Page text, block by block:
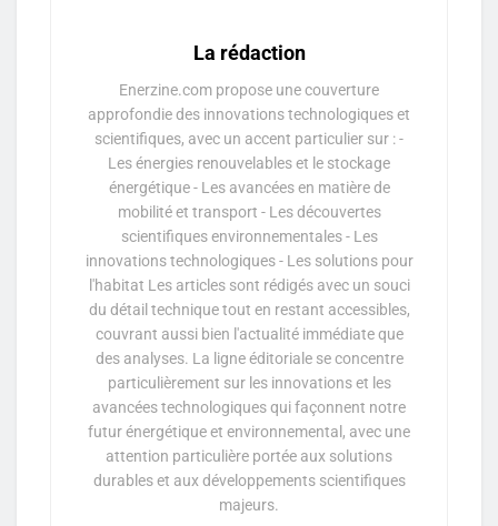
La rédaction
Enerzine.com propose une couverture
approfondie des innovations technologiques et
scientifiques, avec un accent particulier sur : -
Les énergies renouvelables et le stockage
énergétique - Les avancées en matière de
mobilité et transport - Les découvertes
scientifiques environnementales - Les
innovations technologiques - Les solutions pour
l'habitat Les articles sont rédigés avec un souci
du détail technique tout en restant accessibles,
couvrant aussi bien l'actualité immédiate que
des analyses. La ligne éditoriale se concentre
particulièrement sur les innovations et les
avancées technologiques qui façonnent notre
futur énergétique et environnemental, avec une
attention particulière portée aux solutions
durables et aux développements scientifiques
majeurs.